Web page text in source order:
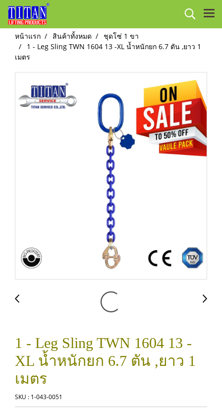
หน้าแรก สินค้าทั้งหมด
ชุดโซ่ 1 ขา
1 - Leg Sling TWN 1604 13 -XL น้ำหนักยก 6.7 ตัน ,ยาว 1
เมตร
1 - Leg Sling TWN 1604 13 -
XL น้ำหนักยก 6.7 ตัน ,ยาว 1
เมตร
SKU : 1-043-0051